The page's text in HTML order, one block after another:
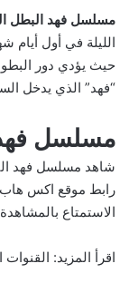
مسلسل فهد البطل الحلقة 1
حيث يؤدي دور
“فهد” الذي يدخل
مسلسل فهد
رابط موقع اكس هاب
الاستمتاع
اقرأ المزيد: